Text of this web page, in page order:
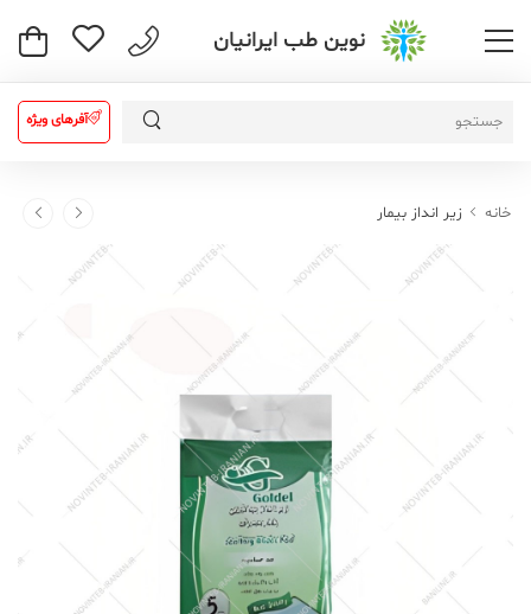
نوین طب ایرانیان
آفرهای ویژه
خانه زیر انداز بیمار